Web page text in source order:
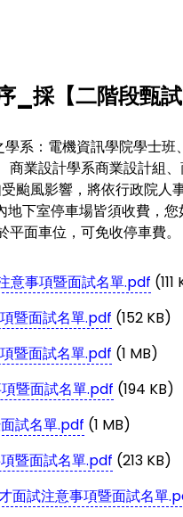
_採【二階段甄
學系：電機資訊學院學士
業設計學系商業設計組
颱風影響，將依行政院人
下室停車場皆須收費，
面車位，可免收停車費。
意事項暨面試名單.pdf (111
暨面試名單.pdf (152 KB)
暨面試名單.pdf (1 MB)
暨面試名單.pdf (194 KB)
試名單.pdf (1 MB)
暨面試名單.pdf (213 KB)
面試注意事項暨面試名單